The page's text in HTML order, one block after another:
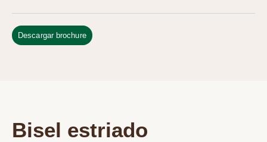
Descargar brochure
Bisel estriado